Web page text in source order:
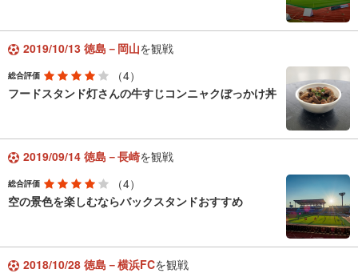
2019/10/13 徳島－岡山を観戦
総合評価
（4）
フードスタンド灯さんの牛すじコンニャクぼっかけ丼
2019/09/14 徳島－長崎を観戦
総合評価
（4）
空の景色を楽しむならバックスタンドおすすめ
2018/10/28 徳島－横浜FCを観戦